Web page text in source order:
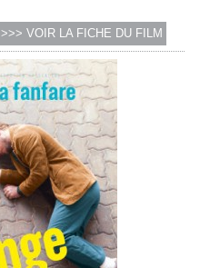
>>> VOIR LA FICHE DU FILM